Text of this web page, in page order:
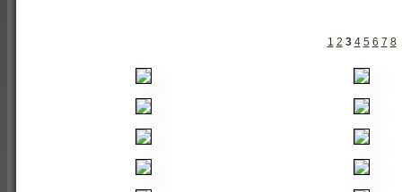
1 2 3 4 5 6 7 8